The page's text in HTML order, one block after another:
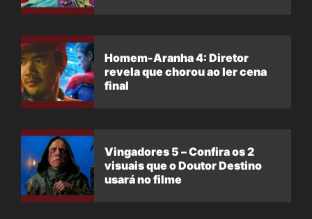
Homem-Aranha 4: Diretor
revela que chorou ao ler cena
final
Vingadores 5 – Confira os 2
visuais que o Doutor Destino
usará no filme